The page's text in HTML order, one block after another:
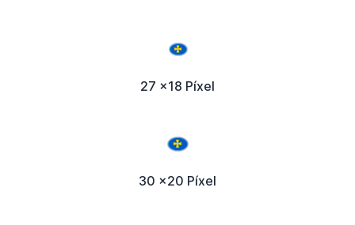
27 x18 Píxel
30 x20 Píxel